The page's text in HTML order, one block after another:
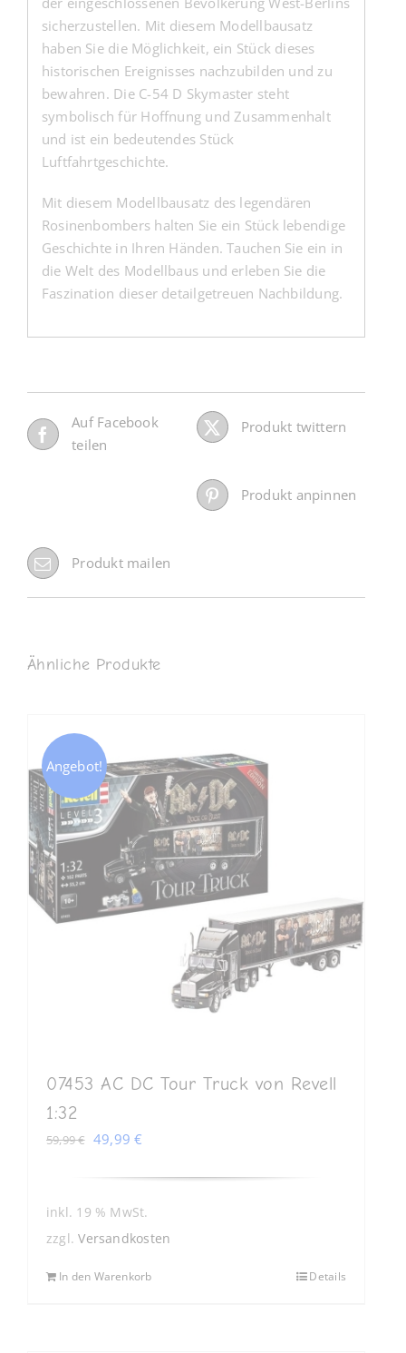
sicherzustellen. Mit diesem Modellbausatz
haben Sie die Möglichkeit, ein Stück dieses
historischen Ereignisses nachzubilden und zu
bewahren. Die C-54 D Skymaster steht
symbolisch für Hoffnung und Zusammenhalt
und ist ein bedeutendes Stück
Luftfahrtgeschichte.
Mit diesem Modellbausatz des legendären
Rosinenbombers halten Sie ein Stück lebendige
Geschichte in Ihren Händen. Tauchen Sie ein in
die Welt des Modellbaus und erleben Sie die
Faszination dieser detailgetreuen Nachbildung.
Auf Facebook
teilen
Produkt twittern
Produkt anpinnen
Produkt mailen
Ähnliche Produkte
Angebot!
07453 AC DC Tour Truck von Revell
1:32
59,99€ Ursprünglicher
war:
59,99 €
49,99€
ist:
49,99 €.
inkl. 19 % MwSt.
zzgl.Versandkosten
In den Warenkorb Details